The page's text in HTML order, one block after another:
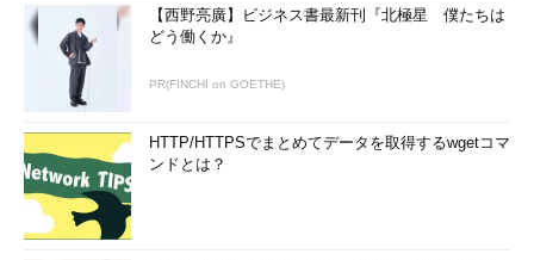
【西野亮廣】ビジネス書最新刊『北極星 僕たちは
どう働くか』
PR(FINCHI on GOETHE)
HTTP/HTTPSでまとめてデータを取得するwgetコマ
ンドとは？